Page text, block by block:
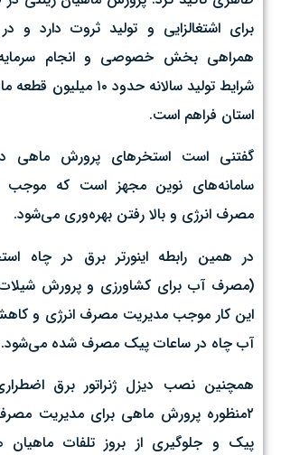
برای اشتغالزایی و تولید ثروت دارد و
همراهی بخش خصوصی و انجام
شرایط تولید سالانه حدود
استان فراهم است.
گفتنی است استخرهای پرورش ماهی
سامانه‌های نوین مجهز است که
مصرف انرژی و بالا رفتن بهره‌وری می‌شود.
(مصرف آب برای کشاورزی و پرورش
این کار موجب مدیریت مصرف انرژی و
آب چاه در ساعات پیک مصرف شده می‌شود.
همچنین نصب دیزل ژنراتور برق
۲منظوره پرورش ماهی برای مدیریت
پیک و جلوگیری از بروز تلفات